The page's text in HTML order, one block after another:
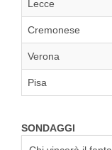
Lecce
Cremonese
Verona
Pisa
SONDAGGI